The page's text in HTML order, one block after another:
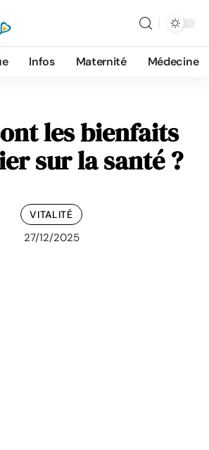
Infos Maternité Médecine
les bienfaits
sur la santé ?
VITALITÉ
27/12/2025